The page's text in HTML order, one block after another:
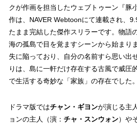
クが作画を担当したウェブトゥーン『豚
作は、NAVER Webtoonにて連載され、
たまま完結した傑作スリラーです。物語
海の孤島で目を覚ますシーンから始まり
失に陥っており、自分の名前すら思い出
りは、島に一軒だけ存在する古風で威圧
で生活する奇妙な「家族」の存在でした。
ドラマ版ではチャン・ギヨンが演じる主
ョンの主人（演： チャ・スンウォン）や